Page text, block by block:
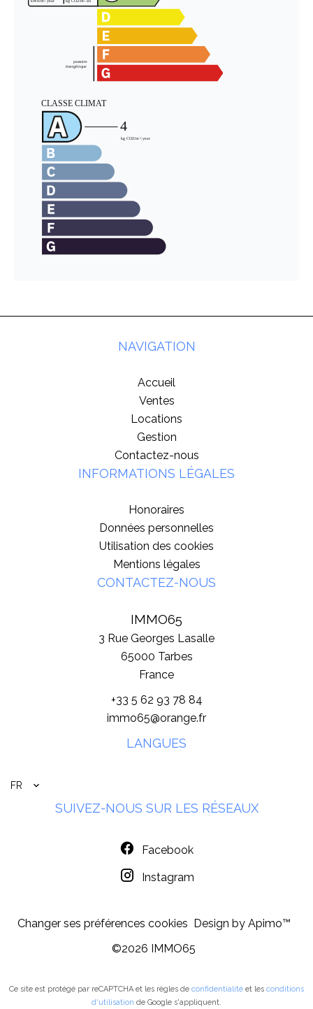
NAVIGATION
Accueil
Ventes
Locations
Gestion
Contactez-nous
INFORMATIONS LÉGALES
Honoraires
Données personnelles
Utilisation des cookies
Mentions légales
CONTACTEZ-NOUS
IMMO65
3 Rue Georges Lasalle
65000 Tarbes
France
+33 5 62 93 78 84
immo65@orange.fr
LANGUES
FR
SUIVEZ-NOUS SUR LES RÉSEAUX
Facebook
Instagram
Changer ses préférences cookies Design by Apimo™
©2026 IMMO65
Ce site est protégé par reCAPTCHA et les règles de confidentialité et les conditions
d'utilisation de Google s'appliquent.